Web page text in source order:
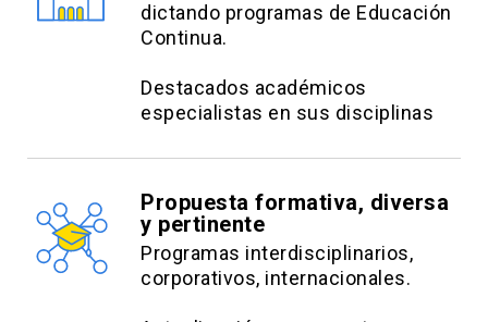
dictando programas de Educación
Continua.
Destacados académicos
especialistas en sus disciplinas
Propuesta formativa, diversa
y pertinente
Programas interdisciplinarios,
corporativos, internacionales.